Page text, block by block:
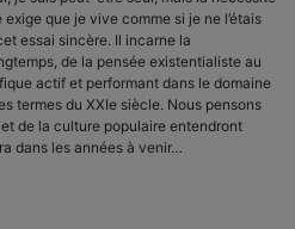
que je vive comme si je ne l’étais
essai sincère. Il incarne la
de la pensée existentialiste au
actif et performant dans le domaine
termes du XXIe siècle. Nous pensons
de la culture populaire entendront
dans les années à venir…